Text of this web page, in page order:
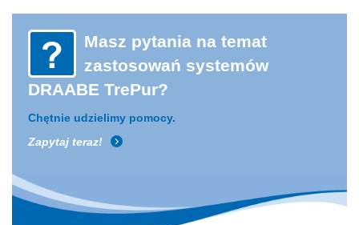
Masz pytania na temat
zastosowań systemów
DRAABE TrePur?
Chętnie udzielimy pomocy.
Zapytaj teraz!